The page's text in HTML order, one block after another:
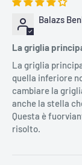
Balazs
La griglia
La griglia
quella inferiore
cambiare la
anche la stella
Questa è
risolto.